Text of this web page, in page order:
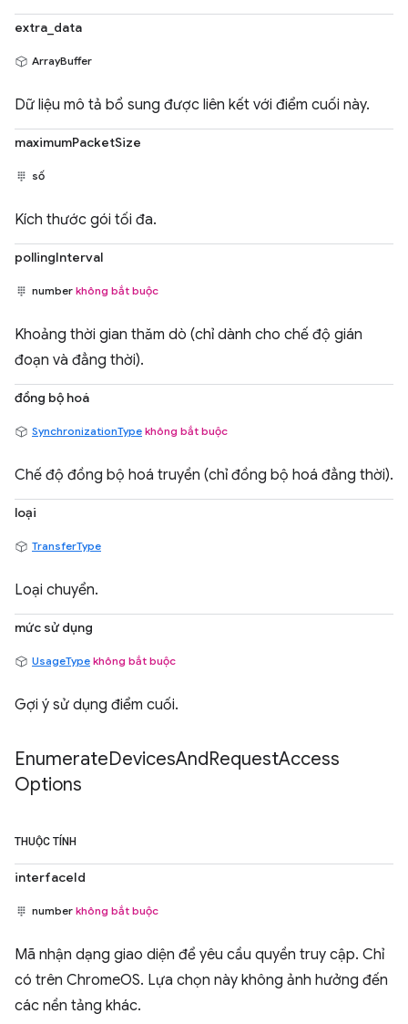
extra_data
ArrayBuffer
Dữ liệu mô tả bổ sung được liên kết với điểm cuối này.
maximumPacketSize
số
Kích thước gói tối đa.
pollingInterval
number không bắt buộc
Khoảng thời gian thăm dò (chỉ dành cho chế độ gián
đoạn và đẳng thời).
đồng bộ hoá
SynchronizationType không bắt buộc
Chế độ đồng bộ hoá truyền (chỉ đồng bộ hoá đẳng thời).
loại
TransferType
Loại chuyển.
mức sử dụng
UsageType không bắt buộc
Gợi ý sử dụng điểm cuối.
EnumerateDevicesAndRequestAccess
Options
THUỘC TÍNH
interfaceId
number không bắt buộc
Mã nhận dạng giao diện để yêu cầu quyền truy cập. Chỉ
có trên ChromeOS. Lựa chọn này không ảnh hưởng đến
các nền tảng khác.